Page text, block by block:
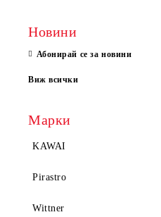
Новини
Абонирай се за новини
Виж всички
Марки
KAWAI
Pirastro
Wittner